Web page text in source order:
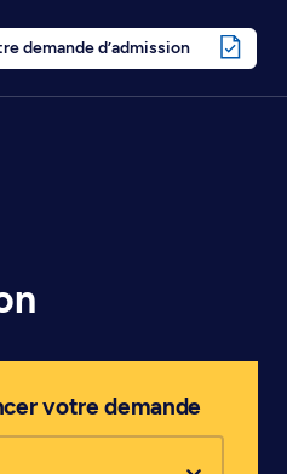
demande d’admission
votre demande